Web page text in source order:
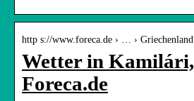
http s://www.foreca.de › … ›
Wetter in
Foreca.de